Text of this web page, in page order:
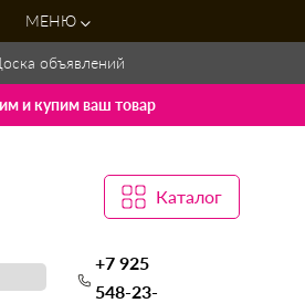
МЕНЮ
объявлений
и купим ваш товар
Каталог
+7 925
548-23-